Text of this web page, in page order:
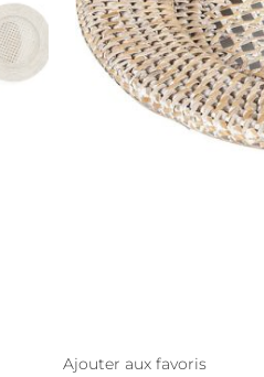
Ajouter aux favoris